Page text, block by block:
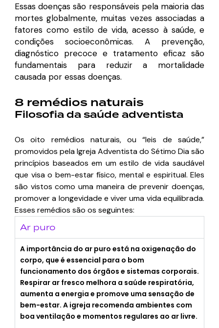
Essas doenças são responsáveis pela maioria das
mortes globalmente, muitas vezes associadas a
fatores como estilo de vida, acesso à saúde, e
condições socioeconômicas. A prevenção,
diagnóstico precoce e tratamento eficaz são
fundamentais para reduzir a mortalidade
causada por essas doenças.
8 remédios naturais
Filosofia da saúde adventista
Os oito remédios naturais, ou “leis de saúde,”
promovidos pela Igreja Adventista do Sétimo Dia são
princípios baseados em um estilo de vida saudável
que visa o bem-estar físico, mental e espiritual. Eles
são vistos como uma maneira de prevenir doenças,
promover a longevidade e viver uma vida equilibrada.
Esses remédios são os seguintes:
Ar puro
A importância do ar puro está na oxigenação do
corpo, que é essencial para o bom
funcionamento dos órgãos e sistemas corporais.
Respirar ar fresco melhora a saúde respiratória,
aumenta a energia e promove uma sensação de
bem-estar. A igreja recomenda ambientes com
boa ventilação e momentos regulares ao ar livre.